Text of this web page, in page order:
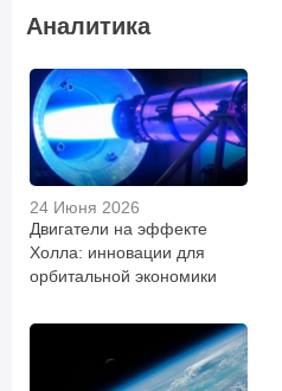
Аналитика
24 Июня 2026
Двигатели на эффекте
Холла: инновации для
орбитальной экономики